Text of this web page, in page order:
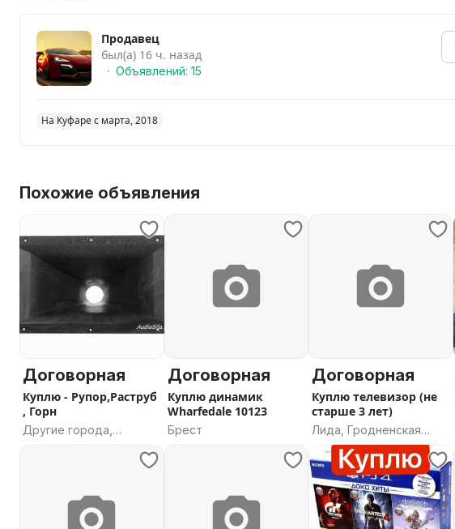
Продавец
был(а) 16 ч. назад
Объявлений: 15
На Куфаре с марта, 2018
Похожие объявления
Договорная
Куплю - Рупор,Раструб
, Горн
Другие города,
Договорная
Куплю динамик
Wharfedale 10123
Брест
Договорная
Куплю телевизор (не
старше 3 лет)
Лида, Гродненская
область